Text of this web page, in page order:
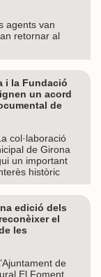
agents van
retornar al
i la Fundació
un acord
de
col·laboració
de Girona
un important
històric
edició dels
el
les
de
El Foment